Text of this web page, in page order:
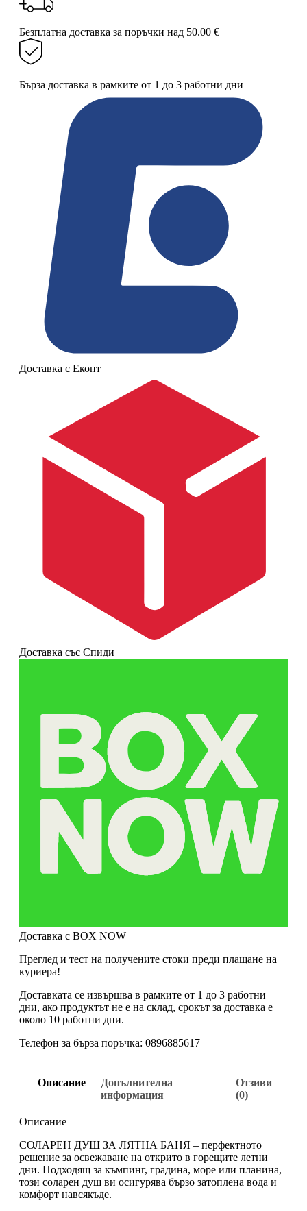
Безплатна доставка за поръчки над 50.00 €
Бърза доставка в рамките от 1 до 3 работни дни
Доставка с Еконт
Доставка със Спиди
Доставка с BOX NOW
Преглед и тест на получените стоки преди плащане на
куриера!
Доставката се извършва в рамките от 1 до 3 работни
дни, ако продуктът не е на склад, срокът за доставка е
около 10 работни дни.
Телефон за бърза поръчка: 0896885617
Описание
Допълнителна
информация
Отзиви
(0)
Описание
СОЛАРЕН ДУШ ЗА ЛЯТНА БАНЯ – перфектното
решение за освежаване на открито в горещите летни
дни. Подходящ за къмпинг, градина, море или планина,
този соларен душ ви осигурява бързо затоплена вода и
комфорт навсякъде.